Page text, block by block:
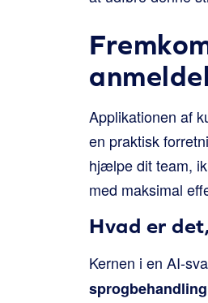
Applikationen af
en praktisk
hjælpe dit team,
med maksimal
Hvad er
Kernen i en AI-